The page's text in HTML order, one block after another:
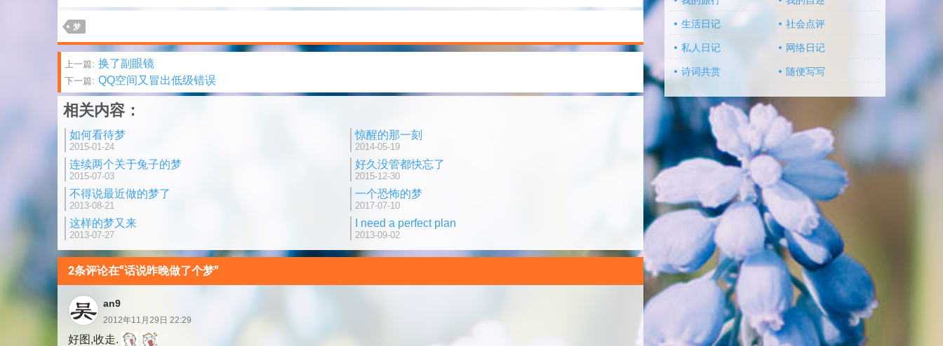
梦
文
章
分
页
上一篇: 换了副眼镜
下一篇: QQ空间又冒出低级错误
相关内容：
如何看待梦
2015-01-24
惊醒的那一刻
2014-05-19
连续两个关于兔子的梦
2015-07-03
好久没管都快忘了
2015-12-30
不得说最近做的梦了
2013-08-21
一个恐怖的梦
2017-07-10
这样的梦又来
2013-07-27
I need a perfect plan
2013-09-02
2条评论在“话说昨晚做了个梦”
an9
2012年11月29日 22:29
好图,收走.
生活日记 社会点评
私人日记 网络日记
诗词共赏 随便写写